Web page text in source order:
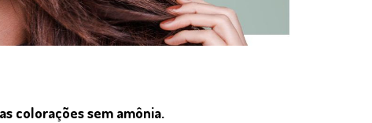
colorações sem amônia.